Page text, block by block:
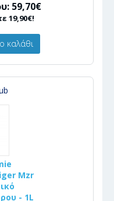
59,70€
19,90€!
καλάθι
Mzr
- 1L